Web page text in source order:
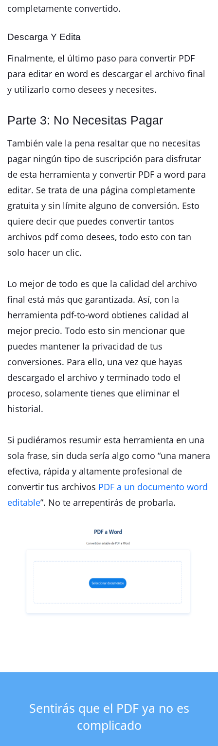
completamente convertido.
Descarga Y Edita
Finalmente, el último paso para convertir PDF
para editar en word es descargar el archivo final
y utilizarlo como desees y necesites.
Parte 3: No Necesitas Pagar
También vale la pena resaltar que no necesitas
pagar ningún tipo de suscripción para disfrutar
de esta herramienta y convertir PDF a word para
editar. Se trata de una página completamente
gratuita y sin límite alguno de conversión. Esto
quiere decir que puedes convertir tantos
archivos pdf como desees, todo esto con tan
solo hacer un clic.
Lo mejor de todo es que la calidad del archivo
final está más que garantizada. Así, con la
herramienta pdf-to-word obtienes calidad al
mejor precio. Todo esto sin mencionar que
puedes mantener la privacidad de tus
conversiones. Para ello, una vez que hayas
descargado el archivo y terminado todo el
proceso, solamente tienes que eliminar el
historial.
Si pudiéramos resumir esta herramienta en una
sola frase, sin duda sería algo como “una manera
efectiva, rápida y altamente profesional de
convertir tus archivos PDF a un documento word
editable”. No te arrepentirás de probarla.
Sentirás que el PDF ya no es
complicado